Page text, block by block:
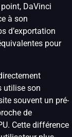
DaVinci
à son
d’exportation
pour
utilise son
souvent un pré-
de
Cette différence